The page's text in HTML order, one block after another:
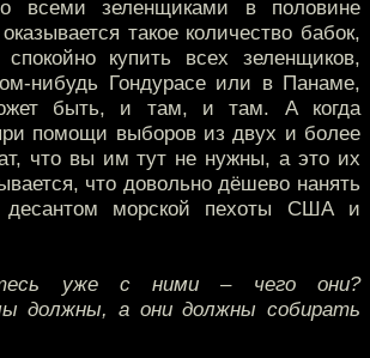
всеми зеленщиками в половине
такое количество бабок,
купить всех зеленщиков,
нибудь Гондурасе или в Панаме,
быть, и там, и там. А когда
помощи выборов из двух и более
что вы им тут не нужны, а это их
что довольно дёшево нанять
морской пехоты США и
уже с ними – чего они?
должны, а они должны собирать